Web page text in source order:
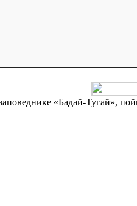
«Бадай-Тугай»,